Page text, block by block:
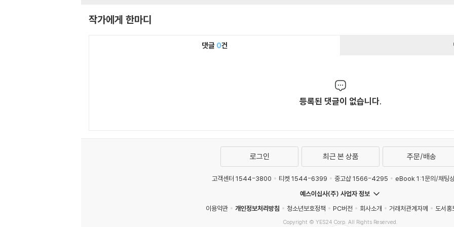
작가에게 한마디
댓글 0건
등록된 댓글이 없습니다.
로그인 최근 본 상품 주문/배송
고객센터 1544-3800 티켓 1544-6399 중고샵 1566-4295
eBook 1:1문의/채팅
예스이십사(주) 사업자 정보
이용약관
개인정보처리방침 청소년보호정책 PC버전 회사소개 거래처관계자께 도서홍
Copyright © YES24 Corp. All Rights Reserved.